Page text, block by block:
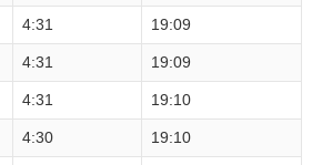
4:31 19:09
4:31 19:09
4:31 19:10
4:30 19:10